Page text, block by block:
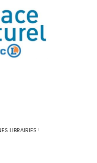
LIBRAIRIES !